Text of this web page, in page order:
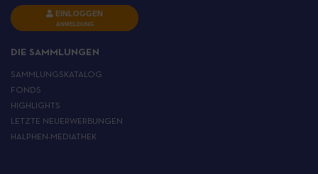
EINLOGGEN
ANMELDUNG
DIE SAMMLUNGEN
SAMMLUNGSKATALOG
FONDS
HIGHLIGHTS
LETZTE NEUERWERBUNGEN
HALPHEN-MEDIATHEK